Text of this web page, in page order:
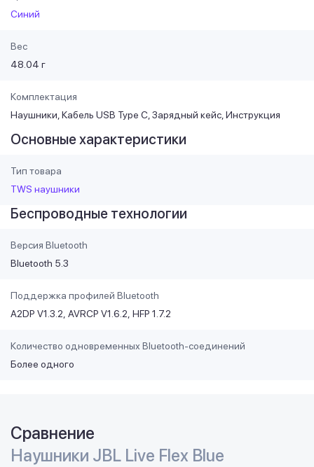
Синий
Вес
48.04 г
Комплектация
Наушники, Кабель USB Type C, Зарядный кейс, Инструкция
Основные характеристики
Тип товара
TWS наушники
Беспроводные технологии
Версия Bluetooth
Bluetooth 5.3
Поддержка профилей Bluetooth
A2DP V1.3.2 AVRCP V1.6.2 HFP 1.7.2
Количество одновременных Bluetooth-соединений
Более одного
Сравнение
Наушники JBL Live Flex Blue